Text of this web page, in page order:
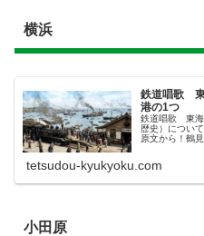
横浜
鉄道唱歌
港の1つ
鉄道唱歌 東海
歴史）につい
原文から！鶴
tetsudou-kyukyoku.com
小田原